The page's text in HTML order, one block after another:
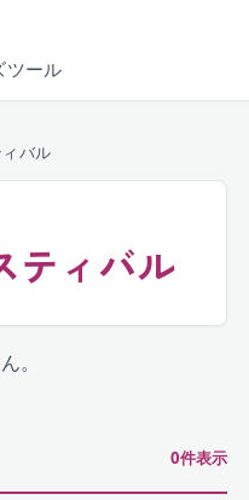
ツール
バル
ティバル
。
0件表示